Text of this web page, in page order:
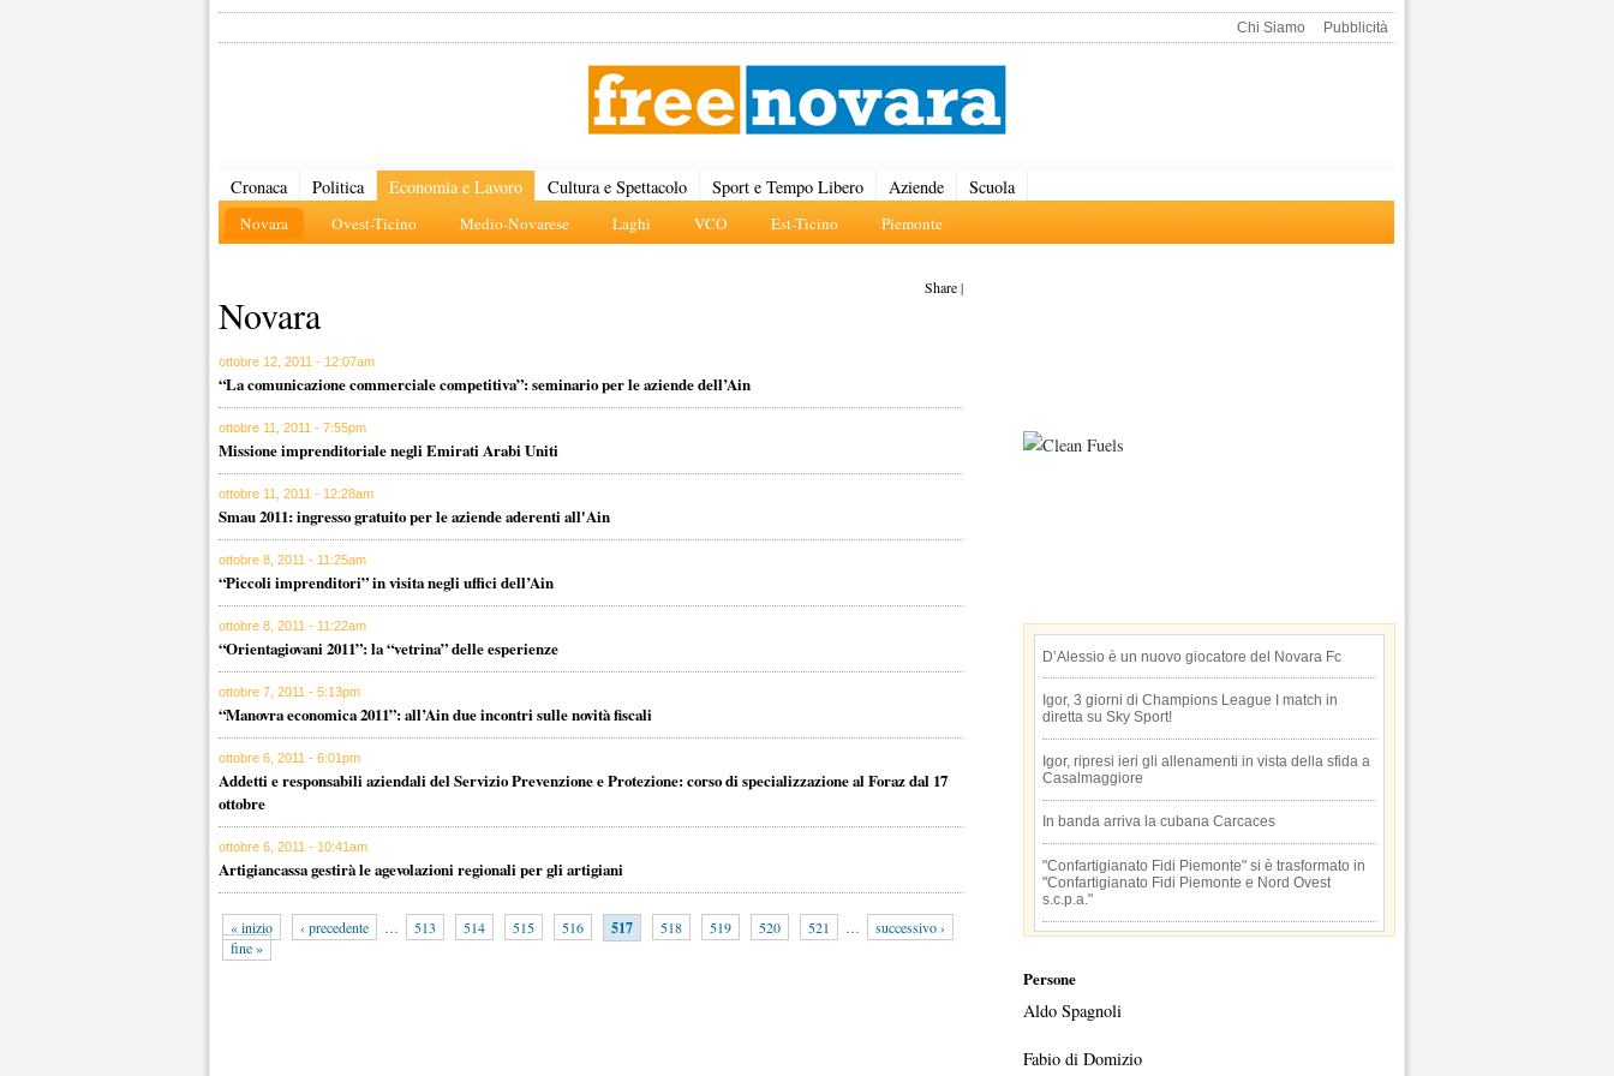
Chi Siamo Pubblicità
Cronaca Politica Economia e Lavoro
Novara Ovest-Ticino Medio-Novarese Laghi VCO Est-Ticino Piemonte
Cultura e Spettacolo Sport e Tempo Libero Aziende Scuola
Share|
Novara
ottobre 12, 2011 - 12:07am
“La comunicazione commerciale competitiva”: seminario per le aziende dell’Ain
ottobre 11, 2011 - 7:55pm
Missione imprenditoriale negli Emirati Arabi Uniti
ottobre 11, 2011 - 12:28am
Smau 2011: ingresso gratuito per le aziende aderenti all'Ain
ottobre 8, 2011 - 11:25am
“Piccoli imprenditori” in visita negli uffici dell’Ain
ottobre 8, 2011 - 11:22am
“Orientagiovani 2011”: la “vetrina” delle esperienze
ottobre 7, 2011 - 5:13pm
“Manovra economica 2011”: all’Ain due incontri sulle novità fiscali
ottobre 6, 2011 - 6:01pm
Addetti e responsabili aziendali del Servizio Prevenzione e Protezione: corso di specializzazione al Foraz dal 17
ottobre
ottobre 6, 2011 - 10:41am
Artigiancassa gestirà le agevolazioni regionali per gli artigiani
« inizio ‹ precedente … 513 514 515 516 517 518 519 520 521 …
successivo ›
fine »
D’Alessio è un nuovo giocatore del Novara Fc
Igor, 3 giorni di Champions League I match in
diretta su Sky Sport!
Igor, ripresi ieri gli allenamenti in vista della sfida a
Casalmaggiore
In banda arriva la cubana Carcaces
"Confartigianato Fidi Piemonte" si è trasformato in
"Confartigianato Fidi Piemonte e Nord Ovest
s.c.p.a."
Persone
Aldo Spagnoli
Fabio di Domizio